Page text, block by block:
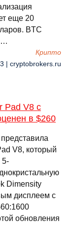
еще 20
BTC
…
Крипто
| cryptobrokers.ru
Pad V8 с
в $260
V8, который
5-
Dimensity
дисплеем с
обновления